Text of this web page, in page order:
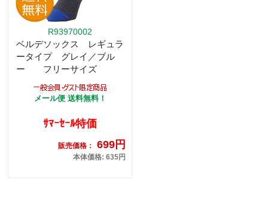
R93970002
ベルデソックス レギュラ
ータイプ グレイ／ブル
ー フリーサイズ
メール便 送料無料！
ｻﾏｰｾｰﾙ特価
販売価格： 699円
本体価格: 635円